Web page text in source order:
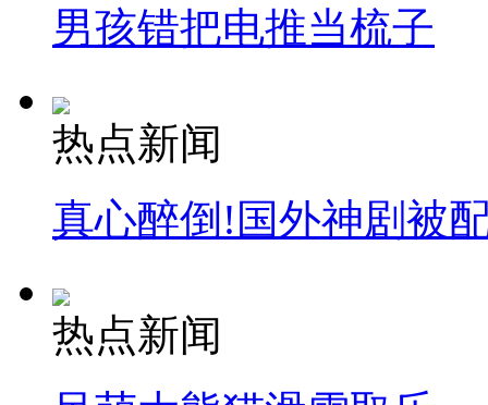
男孩错把电推当梳子
热点新闻
真心醉倒!国外神剧被
热点新闻